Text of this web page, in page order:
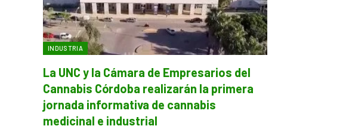
INDUSTRIA
La UNC y la Cámara de Empresarios del
Cannabis Córdoba realizarán la primera
jornada informativa de cannabis
medicinal e industrial